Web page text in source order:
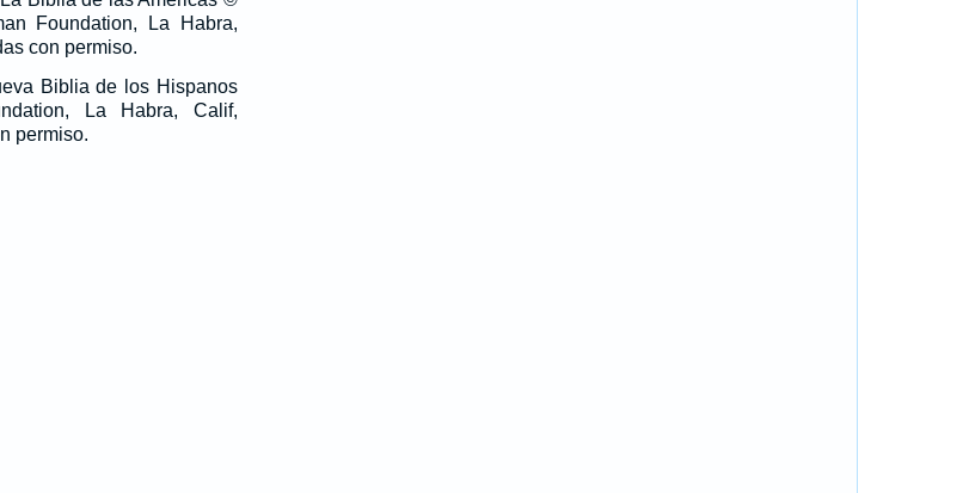
Foundation, La Habra,
con permiso.
Biblia de los Hispanos
La Habra, Calif,
permiso.